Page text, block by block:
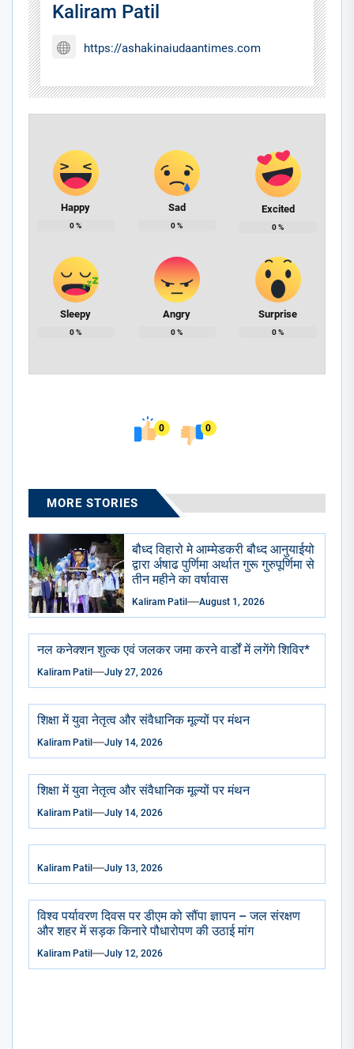
Kaliram Patil
https://ashakinaiudaantimes.com
Happy
0%
Sad
0%
Excited
0%
Sleepy
0%
Angry
0%
Surprise
0%
0 0
MORE STORIES
बौध्द विहारो मे आम्मेडकरी बौध्द आनुयाईयो
द्वारा र्अषाढ पुर्णिमा अर्थात गुरू गुरुपूर्णिमा से
तीन महीने का वर्षावास
Kaliram Patil August 1, 2026
नल कनेक्शन शुल्क एवं जलकर जमा करने वार्डों में लगेंगे शिविर*
Kaliram Patil July 27, 2026
शिक्षा में युवा नेतृत्व और संवैधानिक मूल्यों पर मंथन
Kaliram Patil July 14, 2026
शिक्षा में युवा नेतृत्व और संवैधानिक मूल्यों पर मंथन
Kaliram Patil July 14, 2026
Kaliram Patil July 13, 2026
विश्व पर्यावरण दिवस पर डीएम को सौंपा ज्ञापन – जल संरक्षण
और शहर में सड़क किनारे पौधारोपण की उठाई मांग
Kaliram Patil July 12, 2026